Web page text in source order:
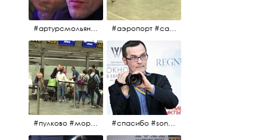
#артурсмольянинов @melnikovadsh #artursmolyaninov #аэропорт #санктпетербург #пулково #мореморе #моремолнцепесок #дваночи
#пулково #море #песок #лето #морепесоксолнце #дваночи #спасибо #sony #nikon #oknofestivsl @alex_kurov #aplgallery